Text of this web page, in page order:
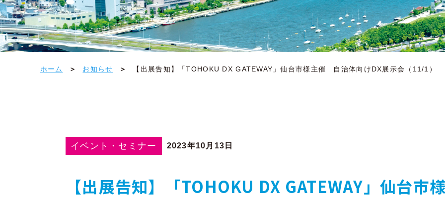
ホーム お知らせ 【出展告知】「TOHOKU DX GATEWAY」仙台市様主催 自治体向けDX展示会（11/1）
イベント・セミナー 2023年10月13日
【出展告知】「TOHOKU DX GATEWAY」仙台